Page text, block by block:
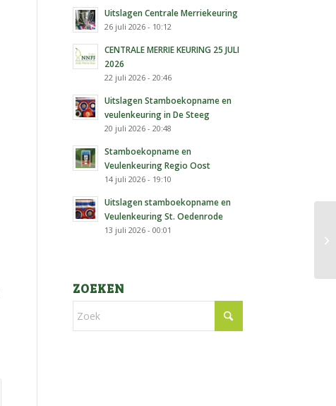
Uitslagen Centrale Merriekeuring
26 juli 2026 - 10:12
CENTRALE MERRIE KEURING 25 JULI
2026
22 juli 2026 - 20:46
Uitslagen Stamboekopname en
veulenkeuring in De Steeg
20 juli 2026 - 20:48
Stamboekopname en
Veulenkeuring Regio Oost
14 juli 2026 - 19:10
Uitslagen stamboekopname en
Veulenkeuring St. Oedenrode
13 juli 2026 - 00:01
ZOEKEN